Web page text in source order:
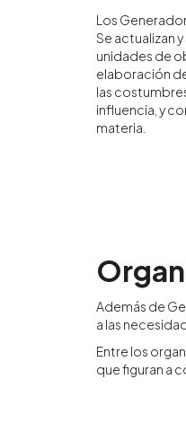
Los
Se actualizan
unidades de
elaboración
las
influencia, y
materia.
Además de
a las
Entre los
que figuran a